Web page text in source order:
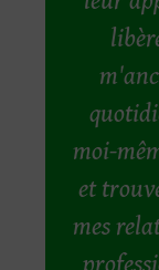
moi-
et
mes